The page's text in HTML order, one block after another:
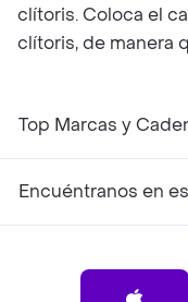
clítoris. Coloca el
clítoris, de manera
Top Marcas y
Encuéntranos en